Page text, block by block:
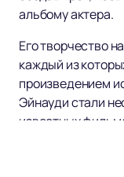
альбому актера.
Его творчество
каждый из
произведением
Эйнауди стали
известных